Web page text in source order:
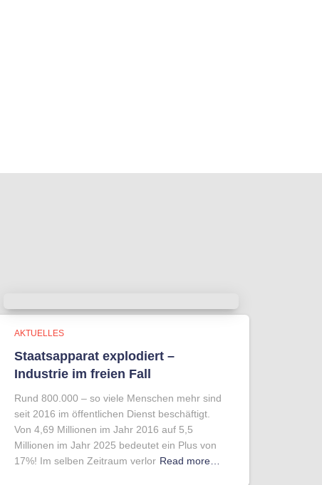
AKTUELLES
Staatsapparat explodiert –
Industrie im freien Fall
Rund 800.000 – so viele Menschen mehr sind
seit 2016 im öffentlichen Dienst beschäftigt.
Von 4,69 Millionen im Jahr 2016 auf 5,5
Millionen im Jahr 2025 bedeutet ein Plus von
17%! Im selben Zeitraum verlor Read more…